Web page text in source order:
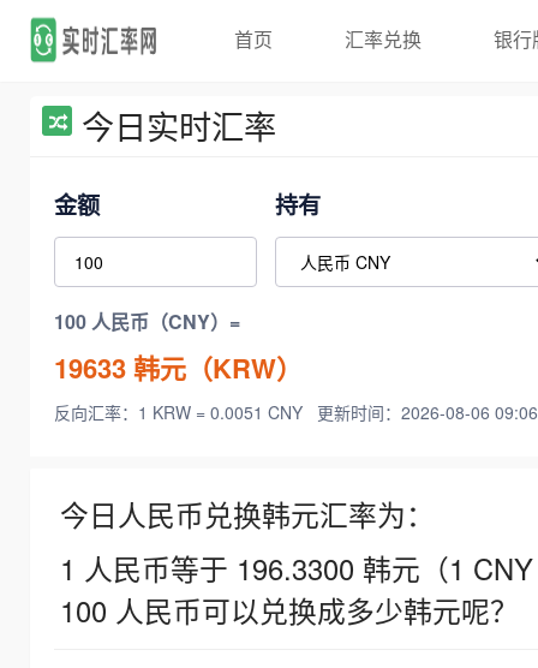
首页 汇率兑换 银行
今日实时汇率
金额 持有
100 人民币（CNY）=
19633韩元（KRW）
反向汇率：1 KRW = 0.0051 CNY 更新时间：2026-08-06
今日人民币兑换韩元汇率为：
1 人民币等于 196.3300 韩元（1
100 人民币可以兑换成多少韩元呢？